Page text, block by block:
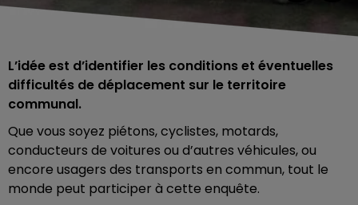
L’idée est d’identifier les conditions et éventuelles
difficultés de déplacement sur le territoire
communal.
Que vous soyez piétons, cyclistes, motards,
conducteurs de voitures ou d’autres véhicules, ou
encore usagers des transports en commun, tout le
monde peut participer à cette enquête.